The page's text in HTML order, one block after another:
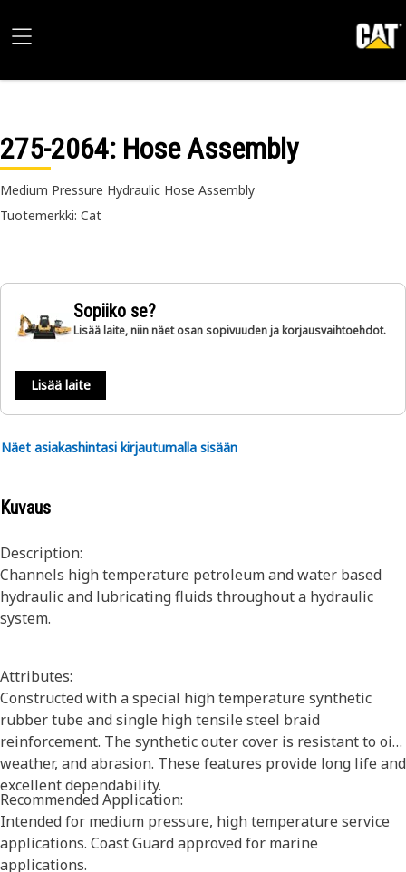
275-2064: Hose Assembly
Medium Pressure Hydraulic Hose Assembly
Tuotemerkki: Cat
Sopiiko se?
Lisää laite, niin näet osan sopivuuden ja korjausvaihtoehdot.
Lisää laite
Näet asiakashintasi kirjautumalla sisään
Kuvaus
Description:
Channels high temperature petroleum and water based
hydraulic and lubricating fluids throughout a hydraulic
system.
Attributes:
Constructed with a special high temperature synthetic
rubber tube and single high tensile steel braid
reinforcement. The synthetic outer cover is resistant to oil,
weather, and abrasion. These features provide long life and
excellent dependability.
Recommended Application:
Intended for medium pressure, high temperature service
applications. Coast Guard approved for marine
applications.